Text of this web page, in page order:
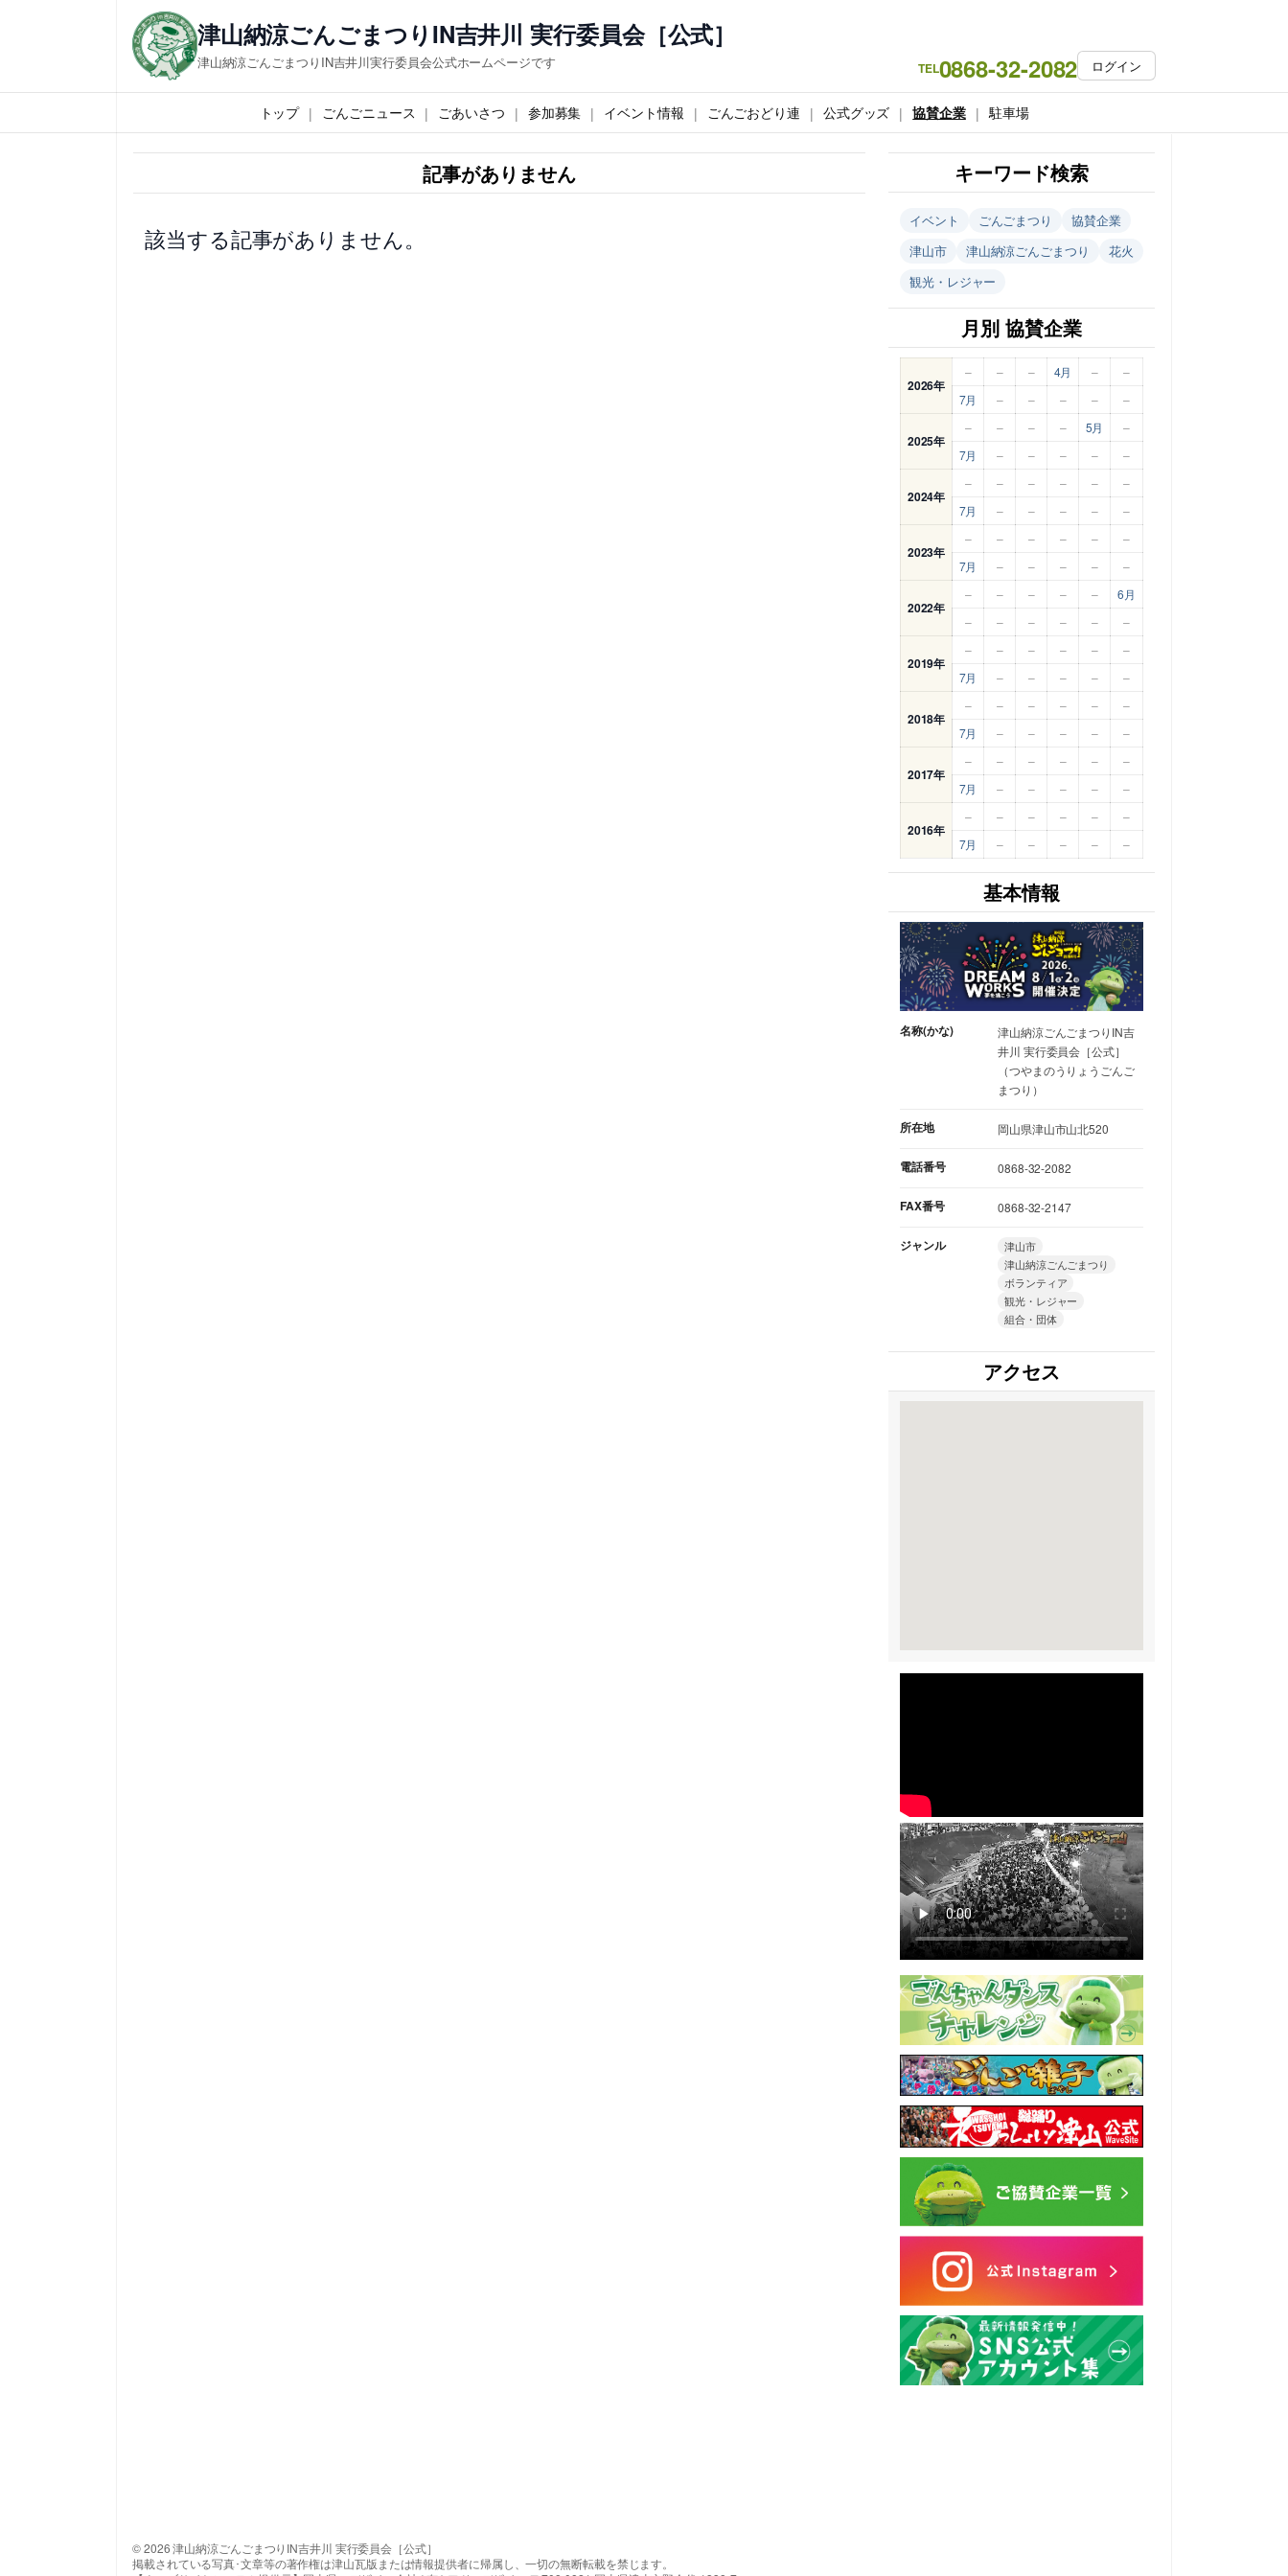
ス
キ
津山納涼ごんごまつりIN吉井川 実行委員会［公式］
津山納涼ごんごまつりIN吉井川実行委員会公式ホームページです TEL0868-32-2082 ログイン
トップ ごんごニュース ごあいさつ 参加募集 イベント情報 ごんごおどり連 公式グッズ 協賛企業 駐車場
記事がありません
該当する記事がありません。
キーワード検索
イベント ごんごまつり
協賛企業
津山市
津山納涼ごんごまつり
花火
観光・レジャー
月別 協賛企業
2026年
– – – 4月 –
–
7月
– – – – –
2025年
– – – – 5月
–
7月
– – – – –
2024年
– – – – –
–
7月
– – – – –
2023年
– – – – –
–
7月
– – – – –
2022年
– – – – –
6月
–
– – – – –
2019年
– – – – –
–
7月
– – – – –
2018年
– – – – –
–
7月
– – – – –
2017年
– – – – –
–
7月
– – – – –
2016年
– – – – –
–
7月
– – – – –
基本情報
名称(かな)
津山納涼ごんごまつりIN吉
井川 実行委員会［公式］
（つやまのうりょうごんご
まつり）
所在地 岡山県津山市山北520
電話番号 0868-32-2082
FAX番号 0868-32-2147
ジャンル
津山市
津山納涼ごんごまつり
ボランティア
観光・レジャー
組合・団体
アクセス
© 2026 津山納涼ごんごまつりIN吉井川 実行委員会［公式］
掲載されている写真･文章等の著作権は津山瓦版または情報提供者に帰属し、一切の無断転載を禁じます。